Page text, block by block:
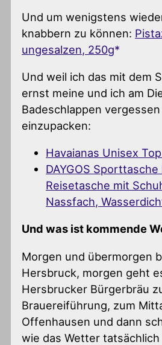
Und um wenigstens
knabbern zu können:
ungesalzen, 250g
Und weil ich das mit dem
ernst meine und ich am
Badeschlappen
einzupacken:
Havaianas Unisex
DAYGOS
Reisetasche mit
Nassfach,
Und was ist kommende
Morgen und übermorgen
Hersbruck, morgen geht
Hersbrucker Bürgerbräu
Brauereiführung, zum
Offenhausen und dann
wie das Wetter tatsächlich